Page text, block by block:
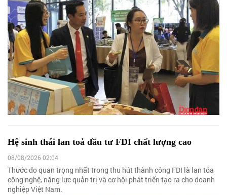
Hệ sinh thái lan toả đầu tư FDI chất lượng cao
08/08/2026 02:04
Thước đo quan trọng nhất trong thu hút thành công FDI là lan tỏa
công nghệ, năng lực quản trị và cơ hội phát triển tạo ra cho doanh
nghiệp Việt Nam.